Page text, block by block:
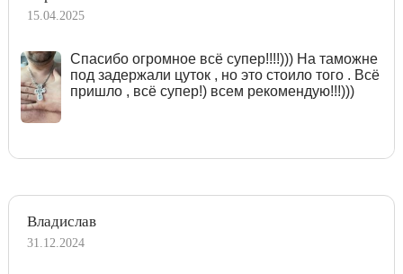
15.04.2025
Спасибо огромное всё супер!!!!))) На таможне
под задержали цуток , но это стоило того . Всё
пришло , всё супер!) всем рекомендую!!!)))
Владислав
31.12.2024